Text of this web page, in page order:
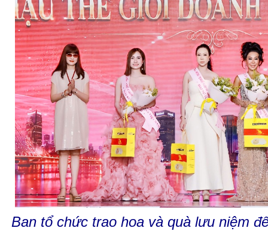
Ban tổ chức trao hoa và quà lưu niệm